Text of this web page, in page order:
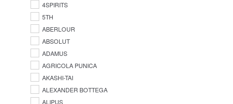
4SPIRITS
5TH
ABERLOUR
ABSOLUT
ADAMUS
AGRICOLA PUNICA
AKASHI-TAI
ALEXANDER BOTTEGA
ALIPUS